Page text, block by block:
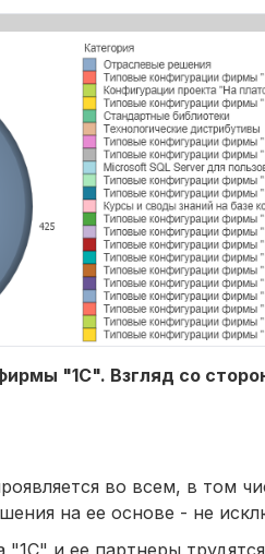
"1С". Взгляд со
во всем, в том
на ее основе - не
и ее партнеры